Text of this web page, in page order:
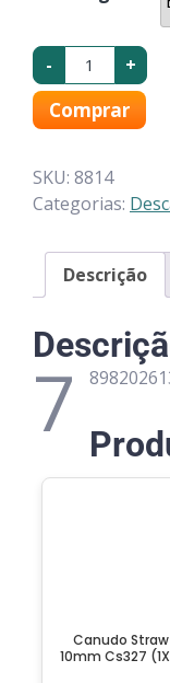
- +
Comprar
SKU: 8814
Categorias:
Descrição
7
Canudo Straw
10mm Cs327